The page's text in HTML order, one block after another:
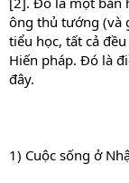
ông thủ tướng (và
tiểu học, tất cả
Hiến pháp. Đó là
đây.
1) Cuộc sống ở